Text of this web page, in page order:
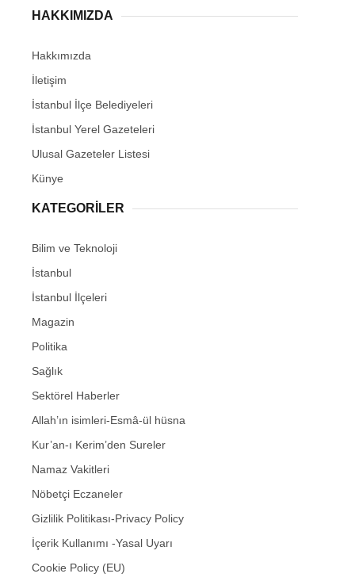
HAKKIMIZDA
Hakkımızda
İletişim
İstanbul İlçe Belediyeleri
İstanbul Yerel Gazeteleri
Ulusal Gazeteler Listesi
Künye
KATEGORİLER
Bilim ve Teknoloji
İstanbul
İstanbul İlçeleri
Magazin
Politika
Sağlık
Sektörel Haberler
Allah’ın isimleri-Esmâ-ül hüsna
Kur’an-ı Kerim’den Sureler
Namaz Vakitleri
Nöbetçi Eczaneler
Gizlilik Politikası-Privacy Policy
İçerik Kullanımı -Yasal Uyarı
Cookie Policy (EU)